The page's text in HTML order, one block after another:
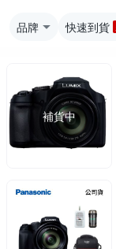
品牌 快速到貨
補貨中